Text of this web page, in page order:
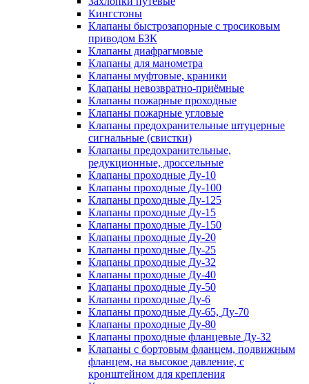
Кингстоны
Клапаны быстрозапорные с тросиковым
приводом БЗК
Клапаны диафрагмовые
Клапаны для манометра
Клапаны муфтовые, краники
Клапаны невозвратно-приёмные
Клапаны пожарные проходные
Клапаны пожарные угловые
Клапаны предохранительные штуцерные
сигнальные (свистки)
Клапаны предохранительные,
редукционные, дроссельные
Клапаны проходные Ду-10
Клапаны проходные Ду-100
Клапаны проходные Ду-125
Клапаны проходные Ду-15
Клапаны проходные Ду-150
Клапаны проходные Ду-20
Клапаны проходные Ду-25
Клапаны проходные Ду-32
Клапаны проходные Ду-40
Клапаны проходные Ду-50
Клапаны проходные Ду-6
Клапаны проходные Ду-65, Ду-70
Клапаны проходные Ду-80
Клапаны проходные фланцевые Ду-32
Клапаны с бортовым фланцем, подвижным
фланцем, на высокое давление, с
кронштейном для крепления